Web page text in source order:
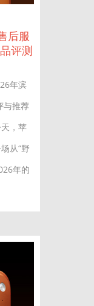
后服
评测
年滨
与推荐
，苹
从“野
年的